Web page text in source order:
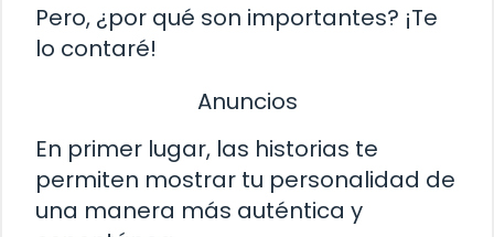
Pero, ¿por qué son importantes? ¡Te
lo contaré!
Anuncios
En primer lugar, las historias te
permiten mostrar tu personalidad de
una manera más auténtica y